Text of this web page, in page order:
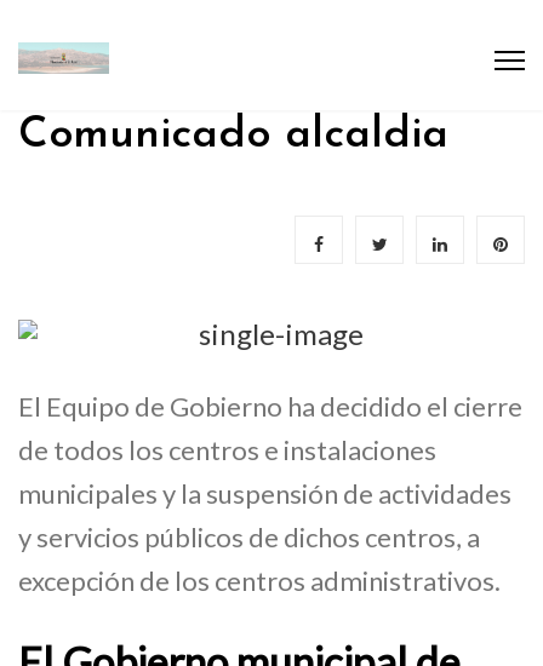
Comunicado alcaldia
El Equipo de Gobierno ha decidido el cierre
de todos los centros e instalaciones
municipales y la suspensión de actividades
y servicios públicos de dichos centros, a
excepción de los centros administrativos.